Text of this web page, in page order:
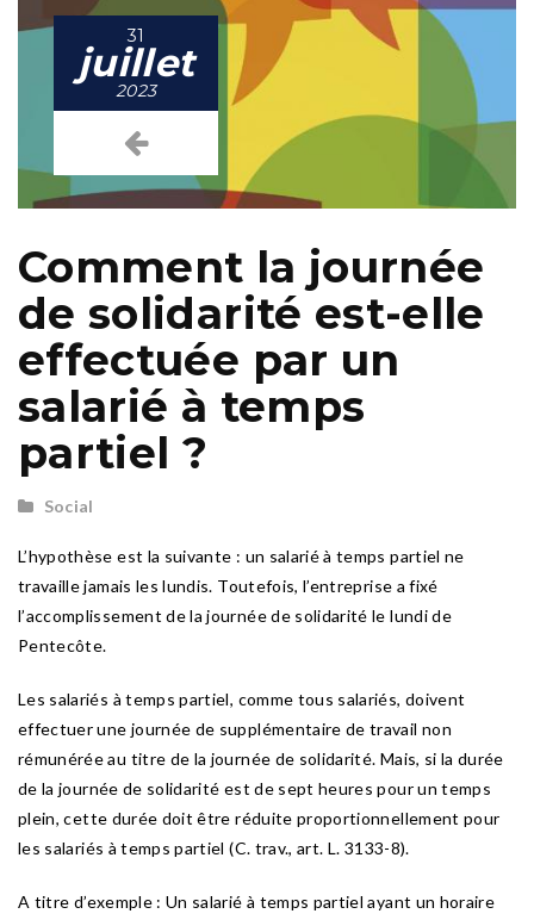
31
juillet
2023
Comment la journée
de solidarité est-elle
effectuée par un
salarié à temps
partiel ?
Social
L’hypothèse est la suivante : un salarié à temps partiel ne
travaille jamais les lundis. Toutefois, l’entreprise a fixé
l’accomplissement de la journée de solidarité le lundi de
Pentecôte.
Les salariés à temps partiel, comme tous salariés, doivent
effectuer une journée de supplémentaire de travail non
rémunérée au titre de la journée de solidarité. Mais, si la durée
de la journée de solidarité est de sept heures pour un temps
plein, cette durée doit être réduite proportionnellement pour
les salariés à temps partiel (C. trav., art. L. 3133-8).
A titre d’exemple : Un salarié à temps partiel ayant un horaire